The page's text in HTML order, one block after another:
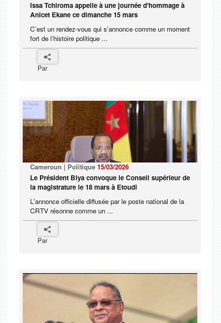
Issa Tchiroma appelle à une journée d'hommage à
Anicet Ekane ce dimanche 15 mars
C’est un rendez-vous qui s’annonce comme un moment
fort de l’histoire politique ...
Par
Cameroun | Politique 15/03/2026
Le Président Biya convoque le Conseil supérieur de
la magistrature le 18 mars à Etoudi
L'annonce officielle diffusée par le poste national de la
CRTV résonne comme un ...
Par